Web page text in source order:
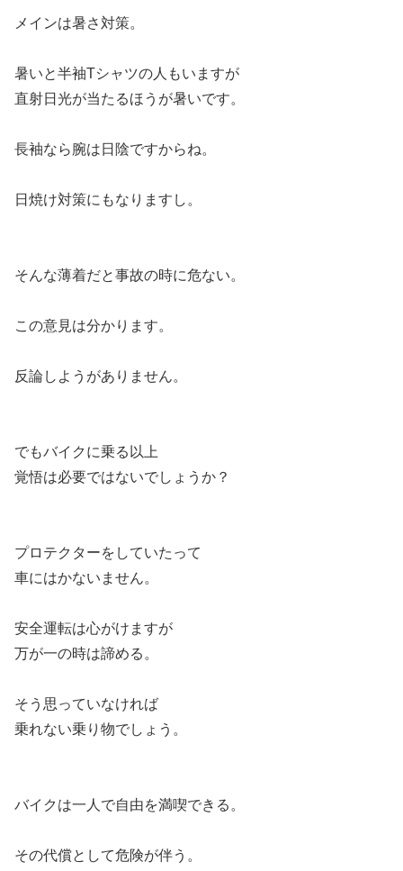
メインは暑さ対策。
暑いと半袖Tシャツの人もいますが
直射日光が当たるほうが暑いです。
長袖なら腕は日陰ですからね。
日焼け対策にもなりますし。
そんな薄着だと事故の時に危ない。
この意見は分かります。
反論しようがありません。
でもバイクに乗る以上
覚悟は必要ではないでしょうか？
プロテクターをしていたって
車にはかないません。
安全運転は心がけますが
万が一の時は諦める。
そう思っていなければ
乗れない乗り物でしょう。
バイクは一人で自由を満喫できる。
その代償として危険が伴う。